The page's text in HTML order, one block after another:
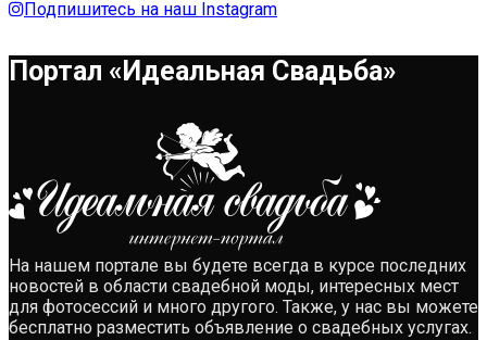
Подпишитесь на наш Instagram
Портал «Идеальная Свадьба»
На нашем портале вы будете всегда в курсе последних
новостей в области свадебной моды, интересных мест
для фотосессий и много другого. Также, у нас вы можете
бесплатно разместить объявление о свадебных услугах.